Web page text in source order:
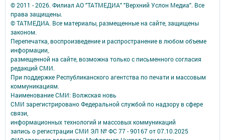
© 2011 - 2026. Филиал АО "ТАТМЕДИА" "Верхний Услон Медиа". Все
права защищены.
© ТАТМЕДИА. Все материалы, размещенные на сайте, защищены
законом.
Перепечатка, воспроизведение и распространение в любом объеме
информации,
размещенной на сайте, возможна только с письменного согласия
редакций СМИ.
При поддержке Республиканского агентства по печати и массовым
коммуникациям.
Наименование СМИ: Волжская новь
СМИ зарегистрировано Федеральной службой по надзору в сфере
связи,
информационных технологий и массовых коммуникаций
запись о регистрации СМИ ЭЛ № ФС 77 - 90167 от 07.10.2025